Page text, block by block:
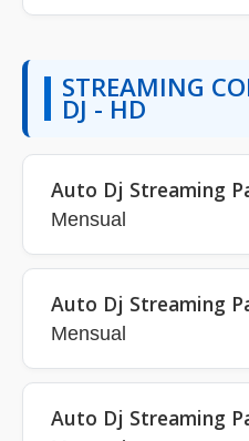
STREAMING
DJ - HD
Auto Dj Streaming
Mensual
Auto Dj Streaming
Mensual
Auto Dj Streaming